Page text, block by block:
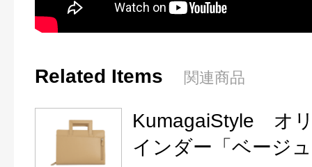
Related Items 関連商品
KumagaiStyle オ
インダー「ベージ